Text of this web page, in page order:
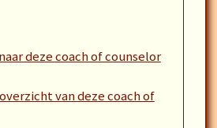
je bij de verwerking van
het maken van andere keuzes
het vinden van jouw passie.
deze coach of counselor
van deze coach of